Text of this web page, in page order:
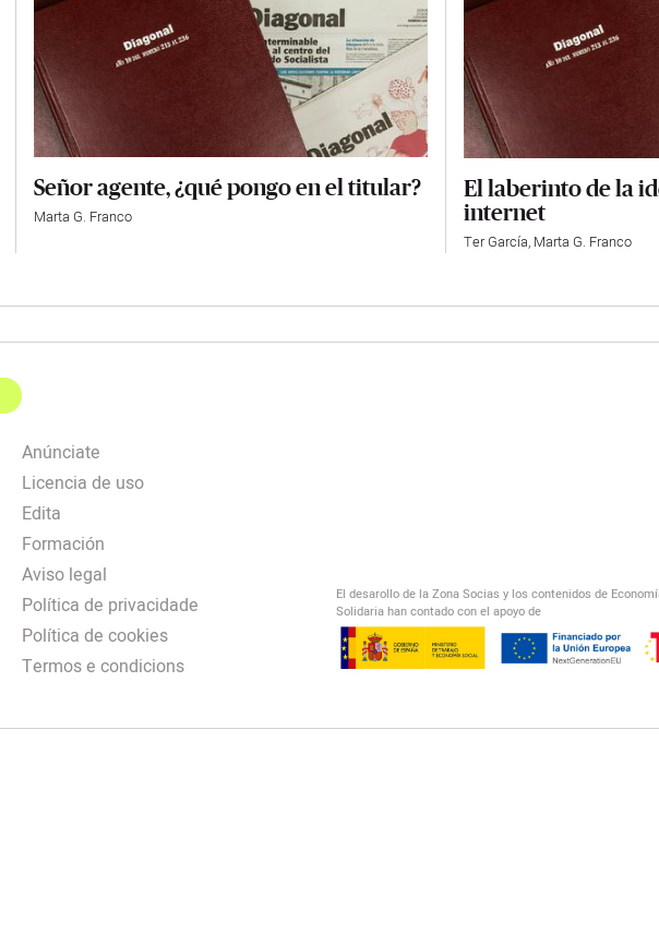
Señor agente, ¿qué pongo en el titular?
Marta G. Franco
El laberinto de la
internet
Ter García, Marta G. Franco
Anúnciate
Licencia de uso
Edita
Formación
Aviso legal
Política de privacidade
Política de cookies
Termos e condicions
El desarollo de la Zona Socias y los contenidos de
Solidaria han contado con el apoyo de